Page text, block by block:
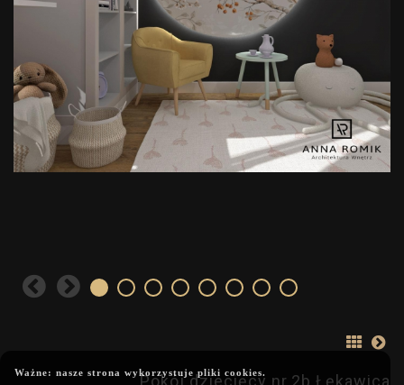
Pokój dziecięcy nr.2b Łękawica
Ważne: nasze strona wykorzystuje pliki cookies.